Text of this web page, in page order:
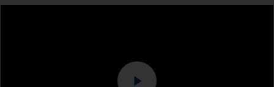
Onvoldoende voorbereiding kan later tot
problemen met het verfsysteem leiden.